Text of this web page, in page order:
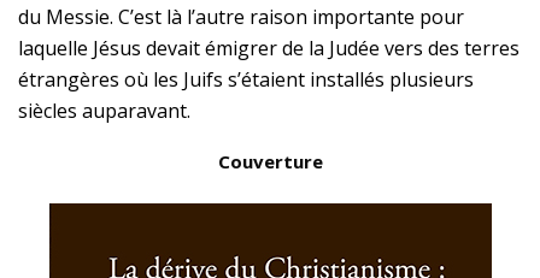
du Messie. C’est là l’autre raison importante pour
laquelle Jésus devait émigrer de la Judée vers des terres
étrangères où les Juifs s’étaient installés plusieurs
siècles auparavant.
Couverture